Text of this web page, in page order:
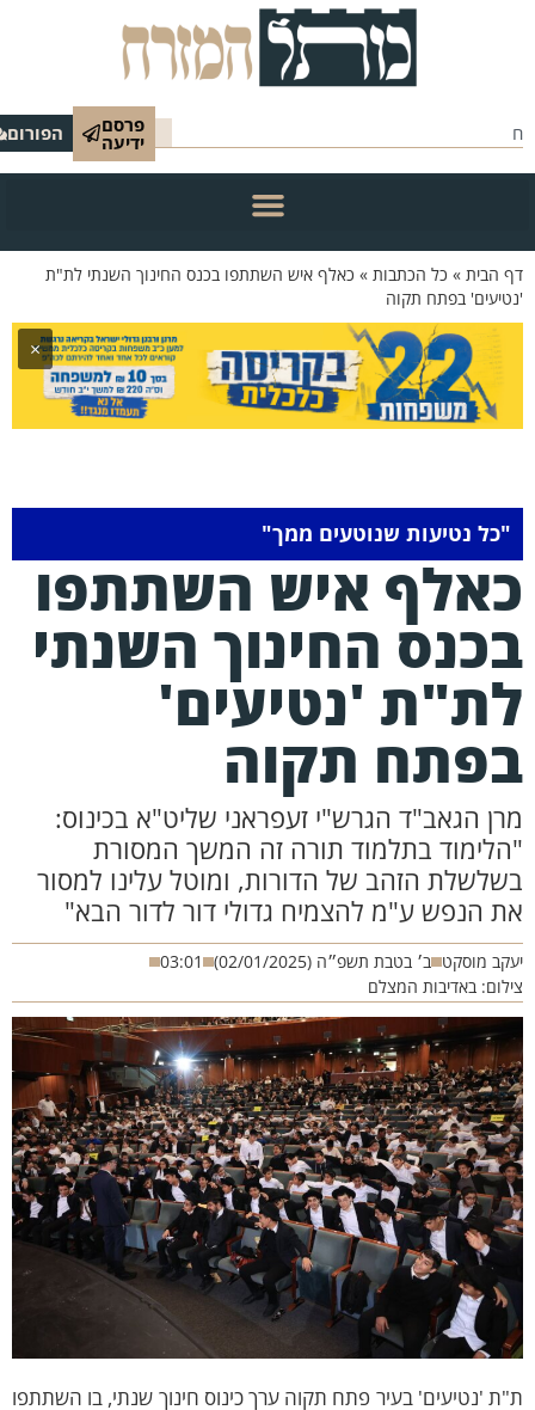
פרסם
ידיעה הפורום
הבית»כל הכתבות»כאלף איש השתתפו בכנס החינוך השנתי לת"ת
בפתח תקוה
×
"כל נטיעות שנוטעים ממך"
איש השתתפו
החינוך השנתי
'נטיעים'
תקוה
הגאב"ד הגרש"י זעפראני שליט"א בכינוס:
בתלמוד תורה זה המשך המסורת
הזהב של הדורות, ומוטל עלינו למסור
הנפש ע"מ להצמיח גדולי דור לדור הבא"
מוסקט ב׳ בטבת תשפ״ה (02/01/2025)
03:01
באדיבות המצלם
'נטיעים' בעיר פתח תקוה ערך כינוס חינוך שנתי, בו השתתפו